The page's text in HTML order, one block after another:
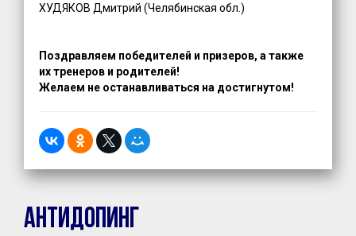
ХУДЯКОВ Дмитрий (Челябинская обл.)
Поздравляем победителей и призеров, а также
их тренеров и родителей!
Желаем не останавливаться на достигнутом!
Антидопинг